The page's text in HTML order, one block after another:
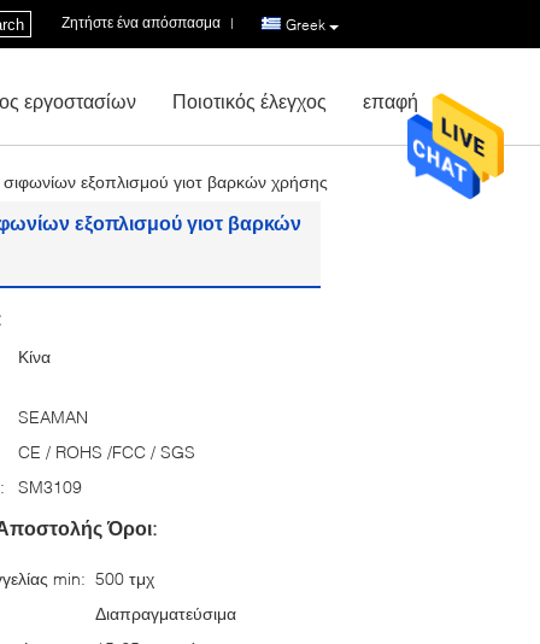
Greek
Ζητήστε ένα απόσπασμα |
εργοστασίων Ποιοτικός έλεγχος επαφή
εξοπλισμού γιοτ βαρκών χρήσης
εξοπλισμού γιοτ βαρκών
Κίνα
SEAMAN
CE / ROHS /FCC / SGS
SM3109
Όροι:
min: 500 τμχ
Διαπραγματεύσιμα